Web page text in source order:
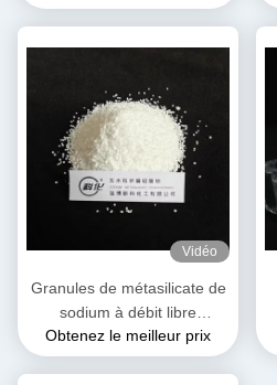
l'eau
Vidéo
Granules de métasilicate de
sodium à débit libre
Pentahydrate Couleur
blanche
Obtenez le meilleur prix